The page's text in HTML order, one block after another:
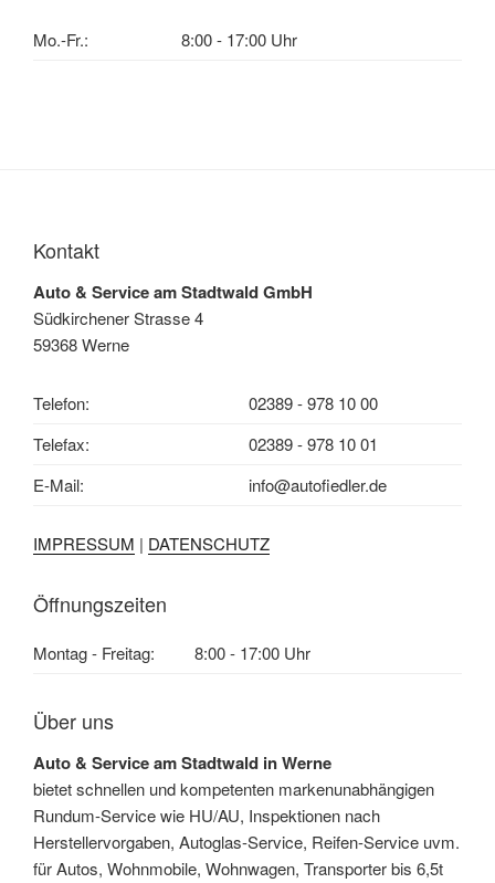
Mo.-Fr.: 8:00 - 17:00 Uhr
Kontakt
Auto & Service am Stadtwald GmbH
Südkirchener Strasse 4
59368 Werne
Telefon:
02389 - 978 10 00
Telefax:
02389 - 978 10 01
E-Mail:
info@autofiedler.de
IMPRESSUM | DATENSCHUTZ
Öffnungszeiten
Montag - Freitag: 8:00 - 17:00 Uhr
Über uns
Auto & Service am Stadtwald in Werne
bietet schnellen und kompetenten markenunabhängigen
Rundum-Service wie HU/AU, Inspektionen nach
Herstellervorgaben, Autoglas-Service, Reifen-Service uvm.
für Autos, Wohnmobile, Wohnwagen, Transporter bis 6,5t